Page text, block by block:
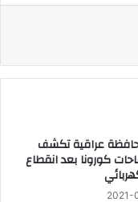
عراقية تكشف
كورونا بعد انقطاع
2021-